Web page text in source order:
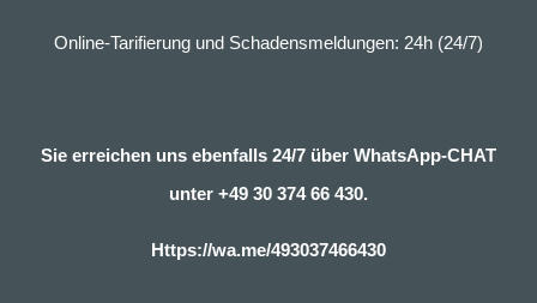
Online-Tarifierung und Schadensmeldungen: 24h (24/7)
Sie erreichen uns ebenfalls 24/7 über WhatsApp-CHAT
unter +49 30 374 66 430.
Https://wa.me/493037466430